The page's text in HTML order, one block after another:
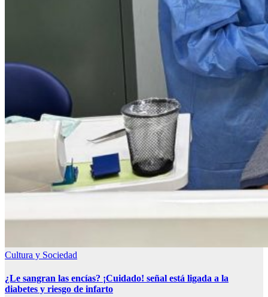
Cultura y Sociedad
¿Le sangran las encías? ¡Cuidado! señal está ligada a la
diabetes y riesgo de infarto